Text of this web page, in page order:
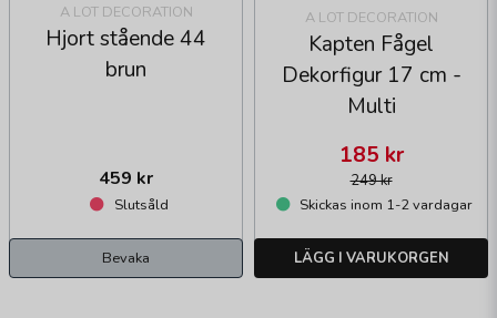
A LOT DECORATION
Hjort stående 44
brun
459 kr
Slutsåld
Bevaka
A LOT DECORATION
Kapten Fågel
Dekorfigur 17 cm -
Multi
249 kr
185 kr
Skickas inom 1-2 vardagar
LÄGG I VARUKORGEN